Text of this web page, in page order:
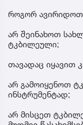
როგორ ავირიდოთ
არ შეინახოთ
ტკბილეული;
თავადაც იყავით
არ გამოიყენოთ
ინსტრუმენტად;
არ მისცეთ